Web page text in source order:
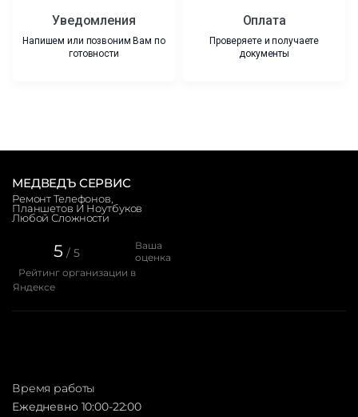
Уведомления
Напишем или позвоним Вам по
готовности
Оплата
Проверяете и получаете
документы
МЕДВЕДЪ СЕРВИС
Ремонт Телефонов,
Планшетов И Ноутбуков
Любой Сложности
5 / 5
Ваша
оценка
Рейтинг организации в
Яндексе
Время работы
Ежедневно 10:00-22:00